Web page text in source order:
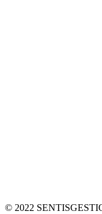
© 2022